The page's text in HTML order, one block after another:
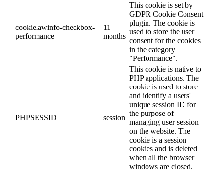
cookielawinfo-checkbox-
performance
11
months
This cookie is set by
GDPR Cookie Consent
plugin. The cookie is
used to store the user
consent for the cookies
in the category
"Performance".
PHPSESSID session
This cookie is native to
PHP applications. The
cookie is used to store
and identify a users'
unique session ID for
the purpose of
managing user session
on the website. The
cookie is a session
cookies and is deleted
when all the browser
windows are closed.